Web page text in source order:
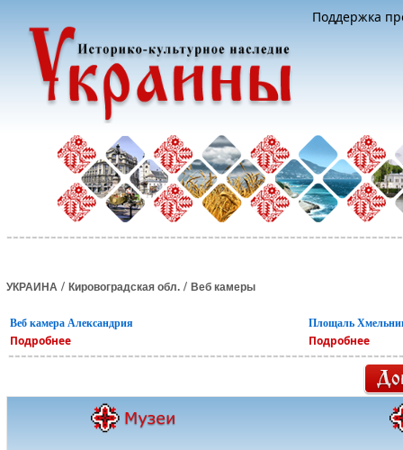
Поддержка
УКРАИНА / Кировоградская обл. / Веб камеры
Веб камера Александрия
Подробнее
Площаль
Подробнее